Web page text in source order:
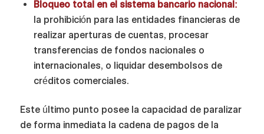
Bloqueo total en el sistema bancario nacional:
la prohibición para las entidades financieras de
realizar aperturas de cuentas, procesar
transferencias de fondos nacionales o
internacionales, o liquidar desembolsos de
créditos comerciales.
Este último punto posee la capacidad de paralizar
de forma inmediata la cadena de pagos de la